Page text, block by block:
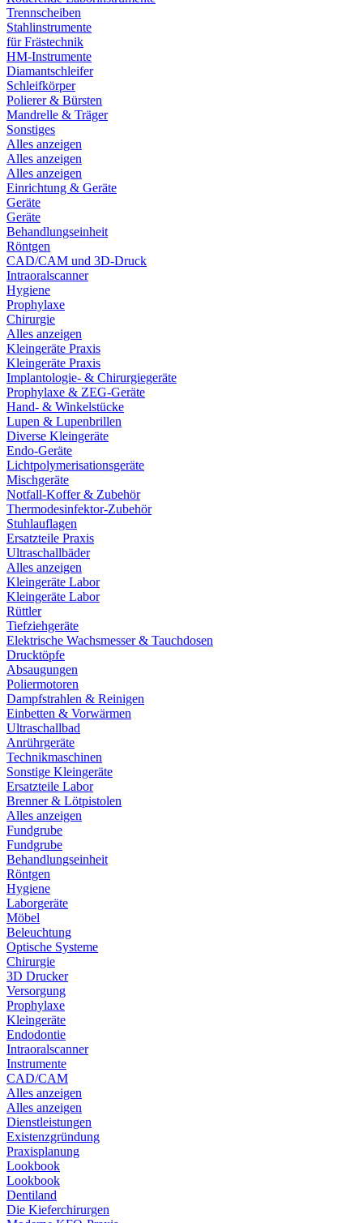
Trennscheiben
Stahlinstrumente
für Frästechnik
HM-Instrumente
Diamantschleifer
Schleifkörper
Polierer & Bürsten
Mandrelle & Träger
Sonstiges
Alles anzeigen
Alles anzeigen
Alles anzeigen
Einrichtung & Geräte
Geräte
Geräte
Behandlungseinheit
Röntgen
CAD/CAM und 3D-Druck
Intraoralscanner
Hygiene
Prophylaxe
Chirurgie
Alles anzeigen
Kleingeräte Praxis
Kleingeräte Praxis
Implantologie- & Chirurgiegeräte
Prophylaxe & ZEG-Geräte
Hand- & Winkelstücke
Lupen & Lupenbrillen
Diverse Kleingeräte
Endo-Geräte
Lichtpolymerisationsgeräte
Mischgeräte
Notfall-Koffer & Zubehör
Thermodesinfektor-Zubehör
Stuhlauflagen
Ersatzteile Praxis
Ultraschallbäder
Alles anzeigen
Kleingeräte Labor
Kleingeräte Labor
Rüttler
Tiefziehgeräte
Elektrische Wachsmesser & Tauchdosen
Drucktöpfe
Absaugungen
Poliermotoren
Dampfstrahlen & Reinigen
Einbetten & Vorwärmen
Ultraschallbad
Anrührgeräte
Technikmaschinen
Sonstige Kleingeräte
Ersatzteile Labor
Brenner & Lötpistolen
Alles anzeigen
Fundgrube
Fundgrube
Behandlungseinheit
Röntgen
Hygiene
Laborgeräte
Möbel
Beleuchtung
Optische Systeme
Chirurgie
3D Drucker
Versorgung
Prophylaxe
Kleingeräte
Endodontie
Intraoralscanner
Instrumente
CAD/CAM
Alles anzeigen
Alles anzeigen
Dienstleistungen
Existenzgründung
Praxisplanung
Lookbook
Lookbook
Dentiland
Die Kieferchirurgen